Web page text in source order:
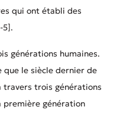
qui ont établi des
5].
générations humaines.
que le siècle dernier de
travers trois générations
première génération